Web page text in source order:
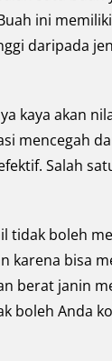
ini
daripada
kaya akan
mencegah
Salah
tidak boleh
karena bisa
berat janin
boleh Anda